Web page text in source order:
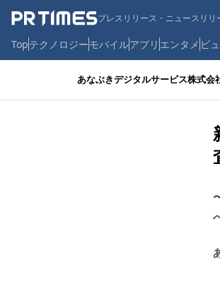
プレスリリース・ニュースリリ
Topテクノロジーモバイルアプリ エンタメ ビ
あなぶきデジタルサービス株式会